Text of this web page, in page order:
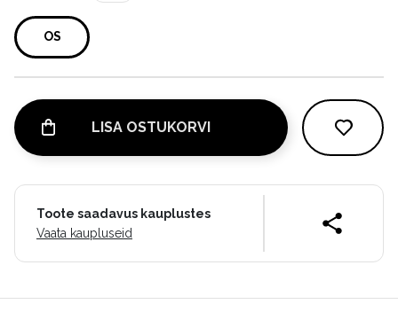
OS
LISA OSTUKORVI
Toote saadavus kauplustes
Vaata kaupluseid